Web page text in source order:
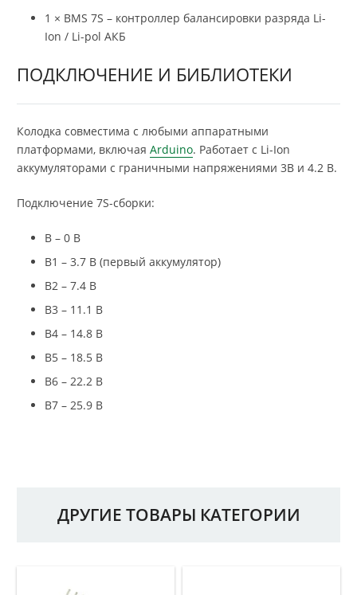
1 × BMS 7S – контроллер балансировки разряда Li-
Ion / Li-pol АКБ
ПОДКЛЮЧЕНИЕ И БИБЛИОТЕКИ
Колодка совместима с любыми аппаратными
платформами, включая Arduino. Работает с Li-Ion
аккумуляторами с граничными напряжениями 3В и 4.2 В.
Подключение 7S-сборки:
B – 0 В
B1 – 3.7 В (первый аккумулятор)
B2 – 7.4 В
B3 – 11.1 В
B4 – 14.8 В
B5 – 18.5 В
B6 – 22.2 В
B7 – 25.9 В
ДРУГИЕ ТОВАРЫ КАТЕГОРИИ